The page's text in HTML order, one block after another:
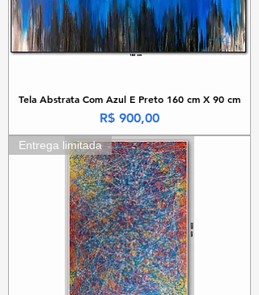
Tela Abstrata Com Azul E Preto 160 cm X 90 cm
Preço
R$ 900,00
Entrega limitada